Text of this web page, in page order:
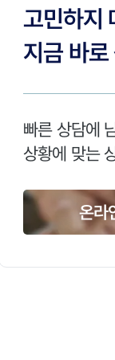
고민하지
지금 바
빠른 상담에
상황에 맞는
온라